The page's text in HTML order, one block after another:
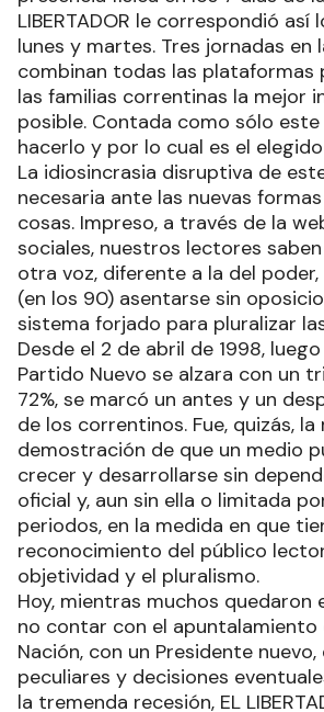
LIBERTADOR le correspondió así
lunes y martes. Tres jornadas en
combinan todas las plataformas
las familias correntinas la mejor
posible. Contada como sólo
hacerlo y por lo cual es el
La idiosincrasia disruptiva de
necesaria ante las nuevas
cosas. Impreso, a través de la
sociales, nuestros lectores
otra voz, diferente a la del poder,
(en los 90) asentarse sin
sistema forjado para pluralizar
Desde el 2 de abril de 1998,
Partido Nuevo se alzara con un
72%, se marcó un antes y un
de los correntinos. Fue, quizás, la
demostración de que un medio
crecer y desarrollarse sin
oficial y, aun sin ella o limitada
periodos, en la medida en que
reconocimiento del público
objetividad y el pluralismo.
Hoy, mientras muchos quedaron
no contar con el apuntalamiento
Nación, con un Presidente
peculiares y decisiones
la tremenda recesión, EL